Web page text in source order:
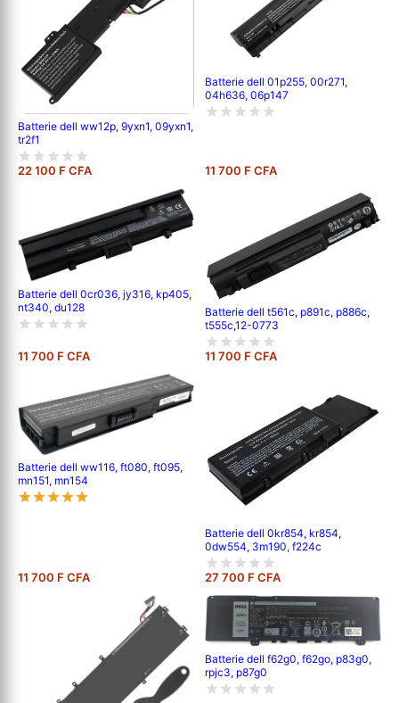
Batterie dell ww12p, 9yxn1, 09yxn1,
tr2f1
22 100 F CFA
Batterie dell 01p255, 00r271,
04h636, 06p147
11 700 F CFA
Batterie dell 0cr036, jy316, kp405,
nt340, du128
11 700 F CFA
Batterie dell t561c, p891c, p886c,
t555c,12-0773
11 700 F CFA
Batterie dell ww116, ft080, ft095,
mn151, mn154
11 700 F CFA
Batterie dell 0kr854, kr854,
0dw554, 3m190, f224c
27 700 F CFA
Batterie dell f62g0, f62go, p83g0,
rpjc3, p87g0